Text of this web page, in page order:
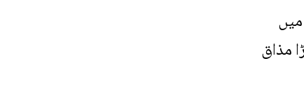
نواز شریف کا کہنا تھا کہ عدالتوں میں جو کچھ ہو رہا ہے، یہ مجھے 2017 کا تسلسل لگتا ہے کیونکہ 2017 میں
مذاق